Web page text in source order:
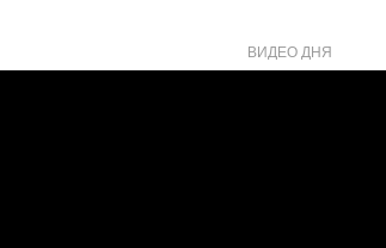
ВИДЕО ДНЯ